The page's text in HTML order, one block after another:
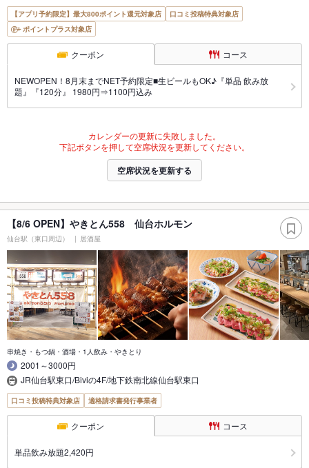
【アプリ予約限定】最大800ポイント還元対象店
口コミ投稿特典対象店
ポイントプラス対象店
クーポン コース
NEWOPEN！8月末までNET予約限定■生ビールもOK♪『単品 飲み放
題』『120分』 1980円⇒1100円込み
カレンダーの更新に失敗しました。
下記ボタンを押して空席状況を更新してください。
空席状況を更新する
【8/6 OPEN】やきとん558 仙台ホルモン
仙台駅（東口周辺） 居酒屋
串焼き・もつ鍋・酒場・1人飲み・やきとり
2001～3000円
JR仙台駅東口/Biviの4F/地下鉄南北線仙台駅東口
口コミ投稿特典対象店 適格請求書発行事業者
クーポン コース
単品飲み放題2,420円